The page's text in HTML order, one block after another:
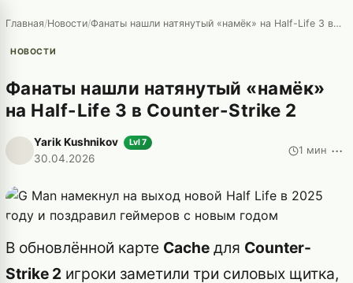
Главная/Новости/ Фанаты нашли натянутый «намёк» на Half-Life 3 в Counter-Strike 2
НОВОСТИ
Фанаты нашли натянутый «намёк»
на Half-Life 3 в Counter-Strike 2
Yarik Kushnikov Lvl 7
30.04.2026
1 мин ···
В обновлённой карте Cache для Counter-
Strike 2 игроки заметили три силовых щитка,